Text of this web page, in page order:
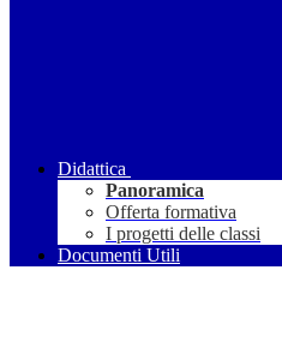
Didattica
Panoramica
Offerta formativa
I progetti delle classi
Documenti Utili